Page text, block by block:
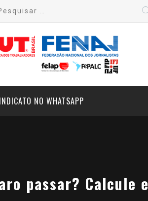
NO WHATSAPP
passar? Calcule e